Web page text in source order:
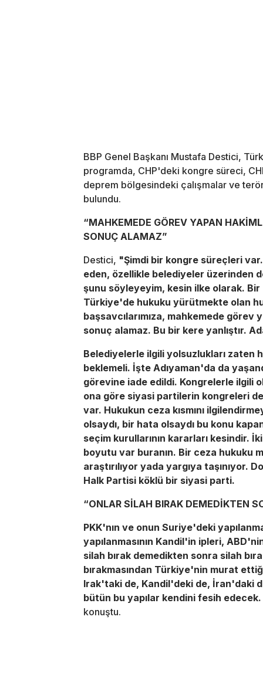
BBP Genel Başkanı Mustafa Destici,
programda, CHP'deki kongre süreci,
deprem bölgesindeki çalışmalar ve
bulundu.
“MAHKEMEDE GÖREV YAPAN
SONUÇ ALAMAZ”
Destici, "Şimdi bir kongre süreçleri
eden, özellikle belediyeler üzerinden
şunu söyleyeyim, kesin ilke olarak. Bir
Türkiye'de hukuku yürütmekte olan
başsavcılarımıza, mahkemede
sonuç alamaz. Bu bir kere yanlıştır.
Belediyelerle ilgili yolsuzlukları zaten
beklemeli. İşte Adıyaman'da da
görevine iade edildi. Kongrelerle ilgili
ona göre siyasi partilerin kongreleri
var. Hukukun ceza kısmını
olsaydı, bir hata olsaydı bu konu
seçim kurullarının kararları kesindir.
boyutu var buranın. Bir ceza hukuku
araştırılıyor yada yargıya taşınıyor.
Halk Partisi köklü bir siyasi parti.
“ONLAR SİLAH BIRAK DEMEDİKTEN
PKK'nın ve onun Suriye'deki
yapılanmasının Kandil'in ipleri,
silah bırak demedikten sonra silah
bırakmasından Türkiye'nin murat
Irak'taki de, Kandil'deki de, İran'daki
bütün bu yapılar kendini fesih edecek.
konuştu.